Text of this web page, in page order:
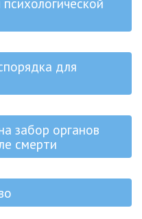
для
забор органов
смерти